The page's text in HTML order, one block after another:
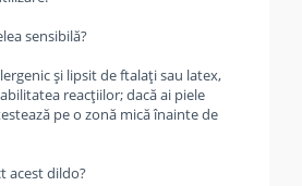
sensibilă?
și lipsit de ftalați sau latex,
reacțiilor; dacă ai piele
pe o zonă mică înainte de
acest dildo?